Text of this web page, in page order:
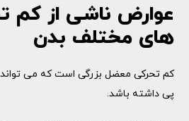
عوارض ناشی از کم
های مختلف بدن
کم تحرکی معضل بزرگی است که می تواند
پی داشته باشد.